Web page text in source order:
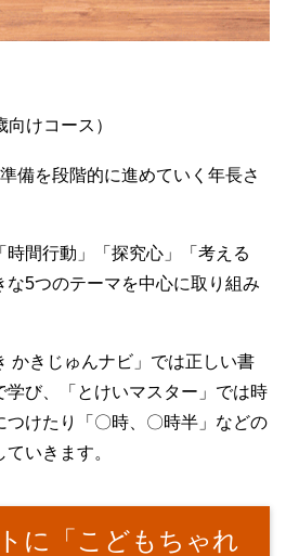
けコース）
備を段階的に進めていく年長さ
時間行動」「探究心」「考える
な5つのテーマを中心に取り組み
かきじゅんナビ」では正しい書
学び、「とけいマスター」では時
つけたり「〇時、〇時半」などの
いきます。
に「こどもちゃれ